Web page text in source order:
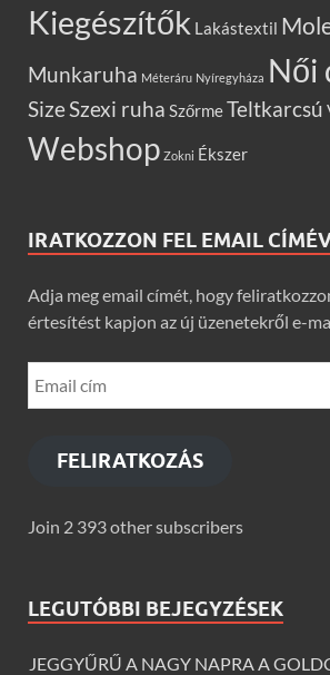
Kiegészítők Lakástextil
Munkaruha Méteráru Nyíregyháza Női
SizeSzexi ruha SzőrmeTeltkarcsú
Webshop Zokni Ékszer
IRATKOZZON FEL EMAIL
Adja meg email címét, hogy
értesítést kapjon az új üzenetekről e-
FELIRATKOZÁS
Join 2 393 other subscribers
LEGUTÓBBI BEJEGYZÉSEK
JEGGYŰRŰ A NAGY NAPRA A